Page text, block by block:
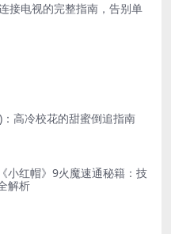
接电视的完整指南，告别单
高冷校花的甜蜜倒追指南
小红帽》9火魔速通秘籍：技
解析